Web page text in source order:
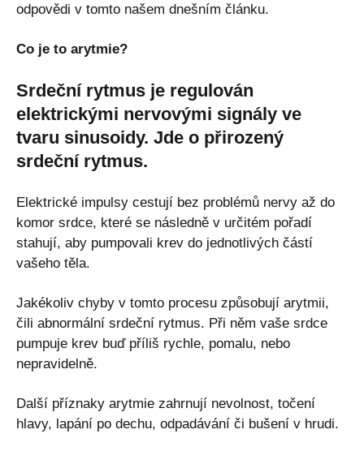
odpovědi v tomto našem dnešním článku.
Co je to arytmie?
Srdeční rytmus je regulován
elektrickými nervovými signály ve
tvaru sinusoidy. Jde o přirozený
srdeční rytmus.
Elektrické impulsy cestují bez problémů nervy až do
komor srdce, které se následně v určitém pořadí
stahují, aby pumpovali krev do jednotlivých částí
vašeho těla.
Jakékoliv chyby v tomto procesu způsobují arytmii,
čili abnormální srdeční rytmus. Při něm vaše srdce
pumpuje krev buď příliš rychle, pomalu, nebo
nepravidelně.
Další příznaky arytmie zahrnují nevolnost, točení
hlavy, lapání po dechu, odpadávání či bušení v hrudi.